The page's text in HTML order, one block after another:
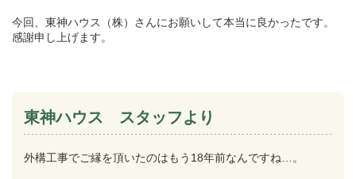
今回、東神ハウス（株）さんにお願いして本当に良かったです。
感謝申し上げます。
東神ハウス スタッフより
外構工事でご縁を頂いたのはもう18年前なんですね…。